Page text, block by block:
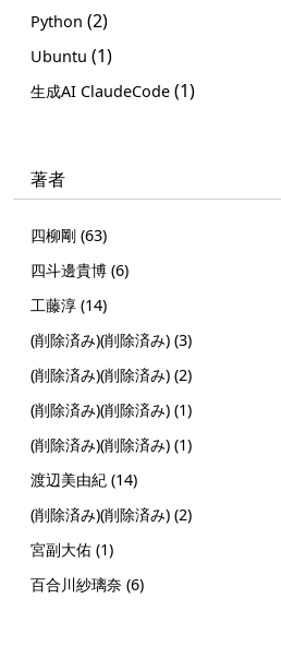
Python (2)
Ubuntu (1)
生成AI ClaudeCode (1)
著者
四柳剛 (63)
四斗邊貴博 (6)
工藤淳 (14)
(削除済み)(削除済み) (3)
(削除済み)(削除済み) (2)
(削除済み)(削除済み) (1)
(削除済み)(削除済み) (1)
渡辺美由紀 (14)
(削除済み)(削除済み) (2)
宮副大佑 (1)
百合川紗璃奈 (6)